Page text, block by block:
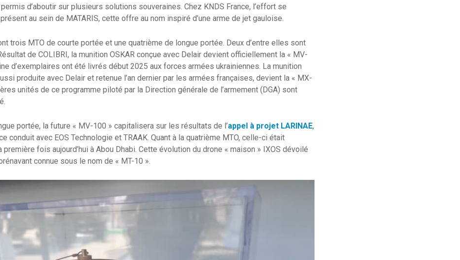
d’aboutir sur plusieurs solutions souveraines. Chez KNDS France, l’effort se
au sein de MATARIS, cette offre au nom inspiré d’une arme de jet gauloise.
trois MTO de courte portée et une quatrième de longue portée. Deux d’entre elles sont
de COLIBRI, la munition OSKAR conçue avec Delair devient officiellement la « MV-
d’exemplaires ont été livrés début 2025 aux forces armées ukrainiennes. La munition
produite avec Delair et retenue l’an dernier par les armées françaises, devient la « MX-
unités de ce programme piloté par la Direction générale de l’armement (DGA) sont
portée, la future « MV-100 » capitalisera sur les résultats de l’appel à projet LARINAE,
conduit avec EOS Technologie et TRAAK. Quant à la quatrième MTO, celle-ci était
fois aujourd’hui à Abou Dhabi. Cette évolution du drone « maison » IXOS dévoilé
connue sous le nom de « MT-10 ».